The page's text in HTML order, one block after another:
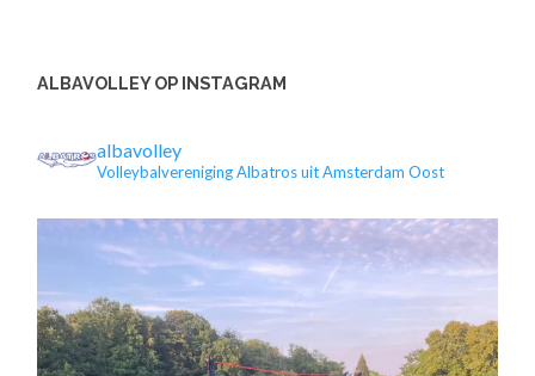
ALBAVOLLEY OP INSTAGRAM
albavolley
Volleybalvereniging Albatros uit Amsterdam Oost